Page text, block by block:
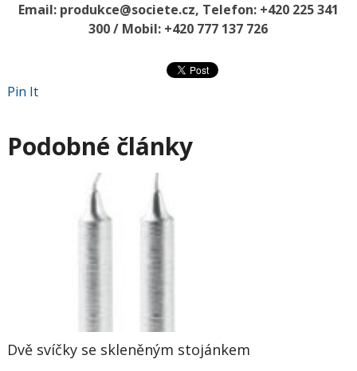
Email: produkce@societe.cz, Telefon: +420 225 341
300 / Mobil: +420 777 137 726
Pin It
Podobné články
Dvě svíčky se skleněným stojánkem